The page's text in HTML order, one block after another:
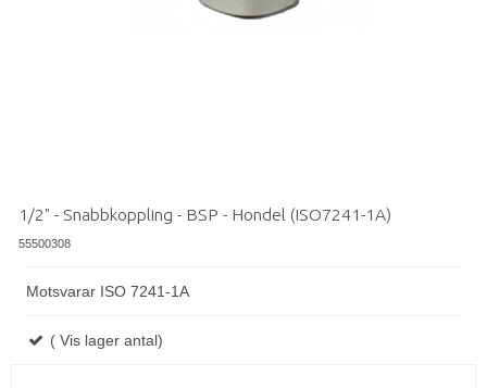
1/2" - Snabbkoppling - BSP - Hondel (ISO7241-1A)
55500308
Motsvarar ISO 7241-1A
( Vis lager antal)